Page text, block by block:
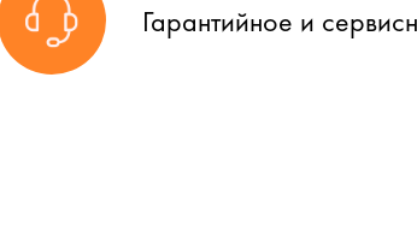
Гарантийное и